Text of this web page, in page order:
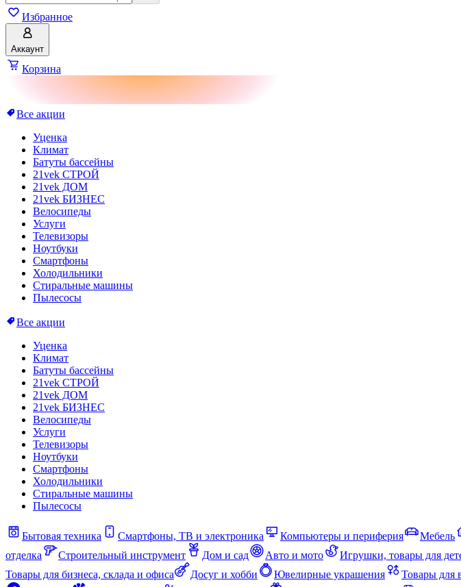
Избранное
Аккаунт
Корзина
Все акции
Уценка
Климат
Батуты бассейны
21vek СТРОЙ
21vek ДОМ
21vek БИЗНЕС
Велосипеды
Услуги
Телевизоры
Ноутбуки
Смартфоны
Холодильники
Стиральные машины
Пылесосы
Все акции
Уценка
Климат
Батуты бассейны
21vek СТРОЙ
21vek ДОМ
21vek БИЗНЕС
Велосипеды
Услуги
Телевизоры
Ноутбуки
Смартфоны
Холодильники
Стиральные машины
Пылесосы
Бытовая техника Смартфоны, ТВ и электроника Компьютеры и периферия Мебель
отделка
Строительный инструмент Дом и сад Авто и мото Игрушки, товары для
Товары для бизнеса, склада и офиса
Досуг и хобби Ювелирные украшения Товары для